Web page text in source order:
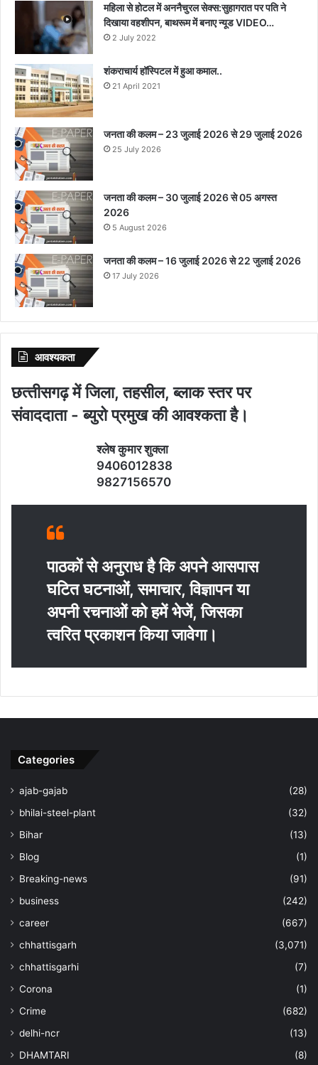
महिला से होटल में अननैचुरल सेक्स:सुहागरात पर पति ने
दिखाया वहशीपन, बाथरूम में बनाए न्यूड VIDEO…
2 July 2022
शंकराचार्य हॉस्पिटल में हुआ कमाल..
21 April 2021
जनता की कलम – 23 जुलाई 2026 से 29 जुलाई 2026
25 July 2026
जनता की कलम – 30 जुलाई 2026 से 05 अगस्त
2026
5 August 2026
जनता की कलम – 16 जुलाई 2026 से 22 जुलाई 2026
17 July 2026
आवश्‍यकता
छत्‍तीसगढ़ में जिला, तहसील, ब्‍लाक स्‍तर पर
संवाददाता - ब्‍युरो प्रमुख की आवश्‍कता है।
श्‍लेष कुमार शुक्‍ला
9406012838
9827156570
पाठकों से अनुराध है कि अपने आसपास
घटित घटनाओं, समाचार, विज्ञापन या
अपनी रचनाओं को हमें भेजें, जिसका
त्‍वरित प्रकाशन किया जावेगा।
Categories
ajab-gajab
(28)
bhilai-steel-plant
(32)
Bihar
(13)
Blog
(1)
Breaking-news
(91)
business
(242)
career
(667)
chhattisgarh
(3,071)
chhattisgarhi
(7)
Corona
(1)
Crime
(682)
delhi-ncr
(13)
DHAMTARI
(8)